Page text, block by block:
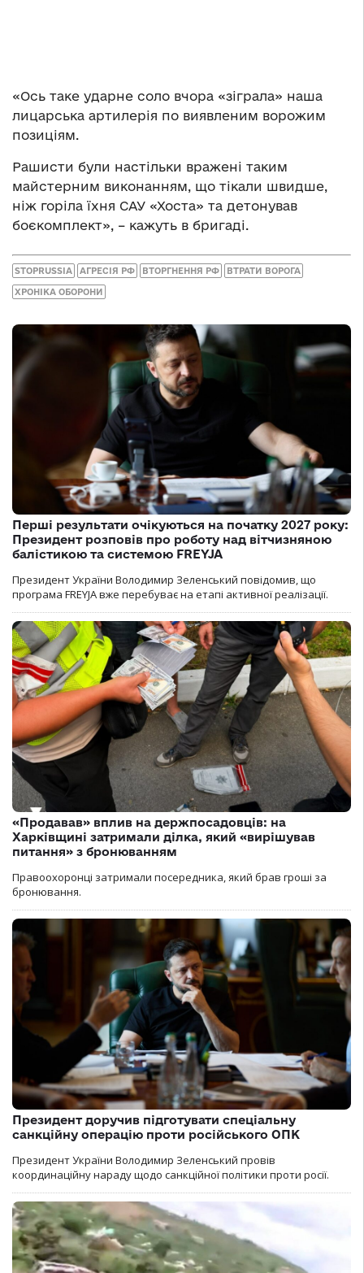
«Ось таке ударне соло вчора «зіграла» наша
лицарська артилерія по виявленим ворожим
позиціям.
Рашисти були настільки вражені таким
майстерним виконанням, що тікали швидше,
ніж горіла їхня САУ «Хоста» та детонував
боєкомплект», – кажуть в бригаді.
STOPRUSSIA АГРЕСІЯ РФ ВТОРГНЕННЯ РФ ВТРАТИ ВОРОГА
ХРОНІКА ОБОРОНИ
Перші результати очікуються на початку 2027 року:
Президент розповів про роботу над вітчизняною
балістикою та системою FREYJA
Президент України Володимир Зеленський повідомив, що
програма FREYJA вже перебуває на етапі активної реалізації.
«Продавав» вплив на держпосадовців: на
Харківщині затримали ділка, який «вирішував
питання» з бронюванням
Правоохоронці затримали посередника, який брав гроші за
бронювання.
Президент доручив підготувати спеціальну
санкційну операцію проти російського ОПК
Президент України Володимир Зеленський провів
координаційну нараду щодо санкційної політики проти росії.